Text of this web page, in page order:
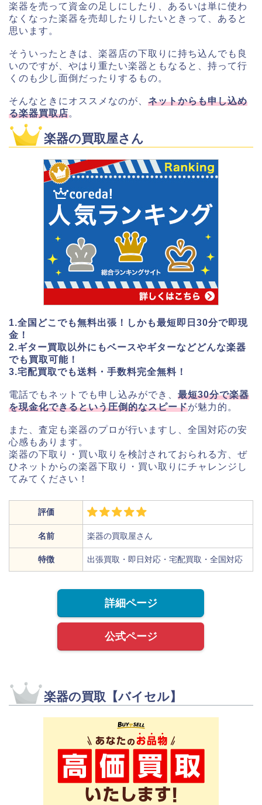
楽器を売って資金の足しにしたり、あるいは単に使わ
なくなった楽器を売却したりしたいときって、あると
思います。
そういったときは、楽器店の下取りに持ち込んでも良
いのですが、やはり重たい楽器ともなると、持って行
くのも少し面倒だったりするもの。
そんなときにオススメなのが、 ネットからも申し込め
る楽器買取店。
楽器の買取屋さん
1.全国どこでも無料出張！しかも最短即日30分で即現
金！
2.ギター買取以外にもベースやギターなどどんな楽器
でも買取可能！
3.宅配買取でも送料・手数料完全無料！
電話でもネットでも申し込みができ、 最短30分で楽器
を現金化できるという圧倒的なスピードが魅力的。
また、査定も楽器のプロが行いますし、全国対応の安
心感もあります。
楽器の下取り・買い取りを検討されておられる方、ぜ
ひネットからの楽器下取り・買い取りにチャレンジし
てみてください！
評価
名前 楽器の買取屋さん
特徴 出張買取・即日対応・宅配買取・全国対応
詳細ページ
公式ページ
楽器の買取【バイセル】